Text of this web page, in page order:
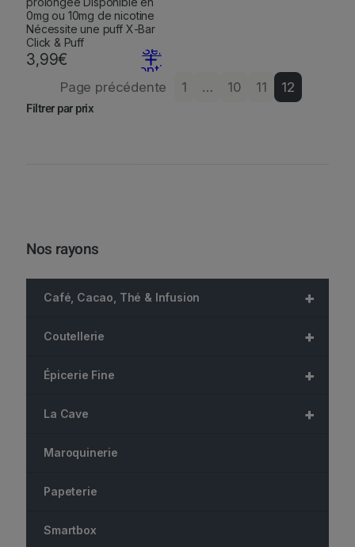
0mg ou 10mg de nicotine
Nécessite une puff X-Bar
Click & Puff
3,99€
Select
options
Page précédente
1 … 10 11 12
Filtrer par prix
Nos rayons
+
Café, Cacao, Thé & Infusion
+
Coutellerie
+
Épicerie Fine
+
La Cave
Maroquinerie
Papeterie
Smartbox